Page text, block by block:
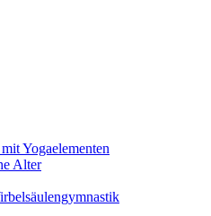
Yogaelementen
Alter